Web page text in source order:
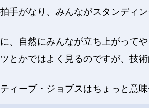
手がなり、みんながスタンディ
、自然にみんなが立ち上がって
とかではよく見るのですが、技
ィーブ・ジョブスはちょっと意